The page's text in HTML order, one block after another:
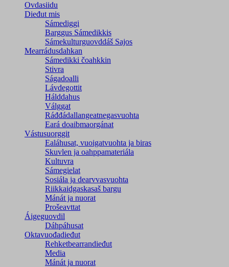
Ovdasiidu
Dieđut mis
Sámediggi
Barggus Sámedikkis
Sámekulturguovddáš Sajos
Mearrádusdahkan
Sámedikki čoahkkin
Stivra
Ságadoalli
Lávdegottit
Hálddahus
Válggat
Ráđđádallangeatnegas­vuohta
Eará doaibmaorgánat
Vástusuorggit
Ealáhusat, vuoigatvuohta ja biras
Skuvlen ja oahppamateriála
Kultuvra
Sámegielat
Sosiála ja dearvvasvuohta
Riikkaidgaskasaš bargu
Mánát ja nuorat
Prošeavttat
Áigeguovdil
Dáhpáhusat
Oktavuođadieđut
Rehketbearrandieđut
Media
Mánát ja nuorat